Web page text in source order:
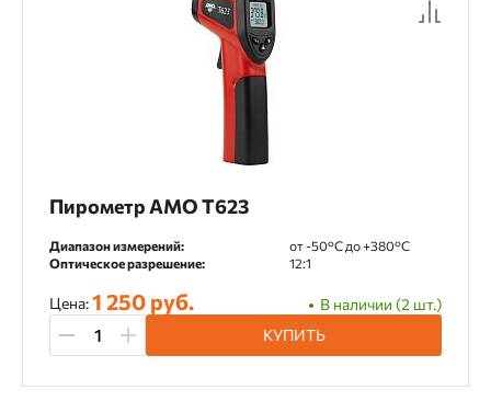
Пирометр AMO T623
Диапазон измерений:
от -50°С до +380°С
Оптическое разрешение:
12:1
Цена:1 250 руб.
В наличии (2 шт.)
КУПИТЬ